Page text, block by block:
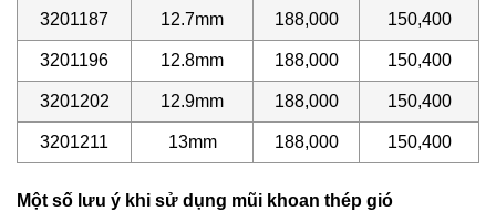
3201187 12.7mm 188,000 150,400
3201196 12.8mm 188,000 150,400
3201202 12.9mm 188,000 150,400
3201211 13mm 188,000 150,400
Một số lưu ý khi sử dụng mũi khoan thép gió